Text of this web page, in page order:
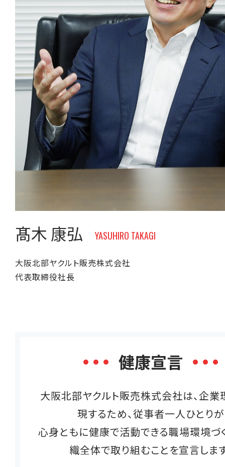
髙木 康弘 YASUHIRO TAKAGI
大阪北部ヤクルト販売株式会社
代表取締役社長
健康宣言
大阪北部ヤクルト販売株式会社は、企業
現するため、従事者一人ひとりが
心身ともに健康で活動できる職場環境づ
織全体で取り組むことを宣言しま